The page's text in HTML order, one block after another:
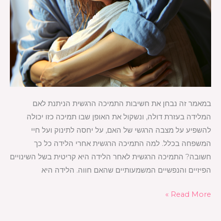
במאמר זה נבחן את חשיבות התמיכה הרגשית הניתנת לאם
המלידה בעזרת דולה, ונשקול את האופן שבו תמיכה כזו יכולה
להשפיע על מצבה הרגשי של האם, על יחסה לתינוק ועל חיי
המשפחה בכלל. למה התמיכה הרגשית אחרי הלידה כל כך
חשובה? התמיכה הרגשית לאחר הלידה היא קריטית בשל השינויים
הפיזיים והנפשיים המשמעותיים שהאם חווה. הלידה היא
Read More »